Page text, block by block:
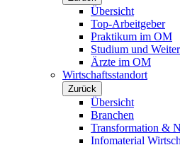
Übersicht
Top-Arbeitgeber
Praktikum im OM
Studium und
Ärzte im OM
Wirtschaftsstandort
Zurück
Übersicht
Branchen
Transformation &
Infomaterial